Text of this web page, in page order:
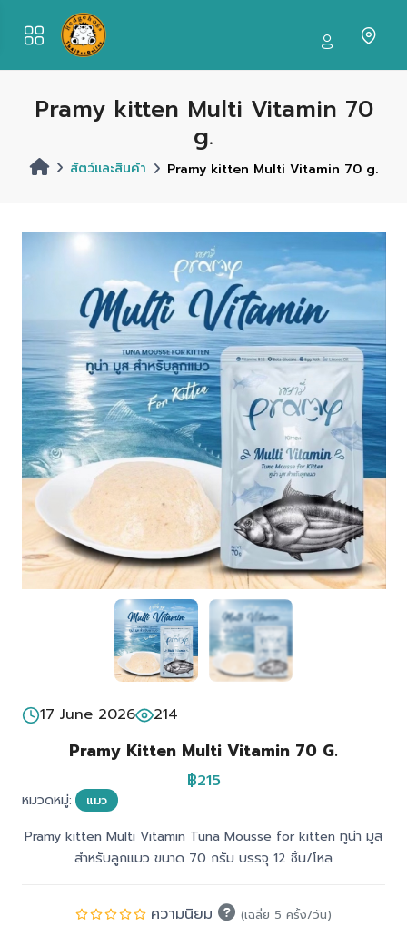
Pramy kitten Multi Vitamin 70
g.
สัตว์และสินค้า Pramy kitten Multi Vitamin 70 g.
17 June 2026 214
Pramy Kitten Multi Vitamin 70 G.
฿215
หมวดหมู่: แมว
Pramy kitten Multi Vitamin Tuna Mousse for kitten ทูน่า มูส
สำหรับลูกแมว ขนาด 70 กรัม บรรจุ 12 ชิ้น/โหล
ความนิยม (เฉลี่ย 5 ครั้ง/วัน)